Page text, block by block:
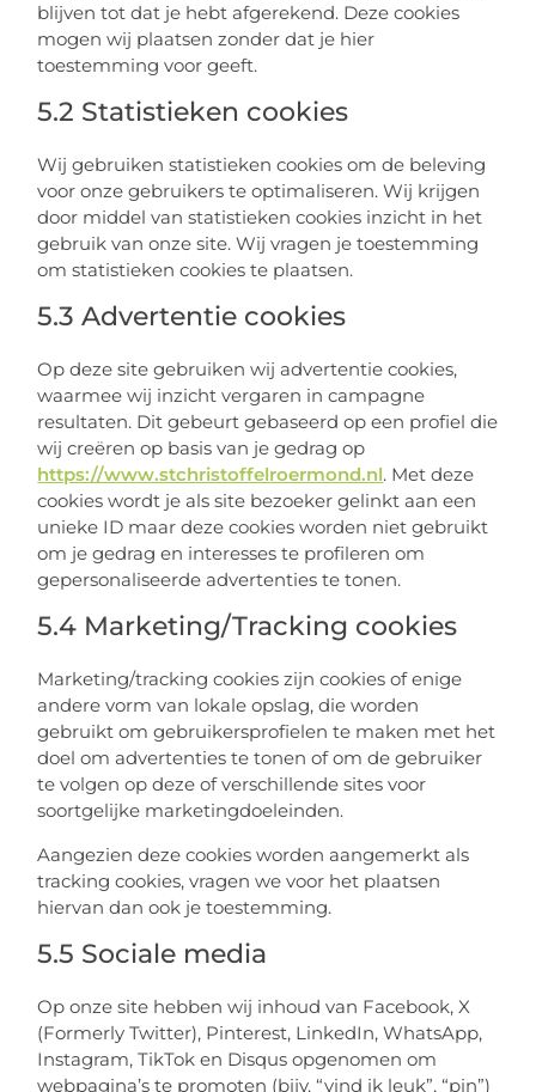
blijven tot dat je hebt afgerekend. Deze cookies
mogen wij plaatsen zonder dat je hier
toestemming voor geeft.
5.2 Statistieken cookies
Wij gebruiken statistieken cookies om de beleving
voor onze gebruikers te optimaliseren. Wij krijgen
door middel van statistieken cookies inzicht in het
gebruik van onze site. Wij vragen je toestemming
om statistieken cookies te plaatsen.
5.3 Advertentie cookies
Op deze site gebruiken wij advertentie cookies,
waarmee wij inzicht vergaren in campagne
resultaten. Dit gebeurt gebaseerd op een profiel die
wij creëren op basis van je gedrag op
https://www.stchristoffelroermond.nl. Met deze
cookies wordt je als site bezoeker gelinkt aan een
unieke ID maar deze cookies worden niet gebruikt
om je gedrag en interesses te profileren om
gepersonaliseerde advertenties te tonen.
5.4 Marketing/Tracking cookies
Marketing/tracking cookies zijn cookies of enige
andere vorm van lokale opslag, die worden
gebruikt om gebruikersprofielen te maken met het
doel om advertenties te tonen of om de gebruiker
te volgen op deze of verschillende sites voor
soortgelijke marketingdoeleinden.
Aangezien deze cookies worden aangemerkt als
tracking cookies, vragen we voor het plaatsen
hiervan dan ook je toestemming.
5.5 Sociale media
Op onze site hebben wij inhoud van Facebook, X
(Formerly Twitter), Pinterest, LinkedIn, WhatsApp,
Instagram, TikTok en Disqus opgenomen om
webpagina’s te promoten (bijv. “vind ik leuk”, “pin”)